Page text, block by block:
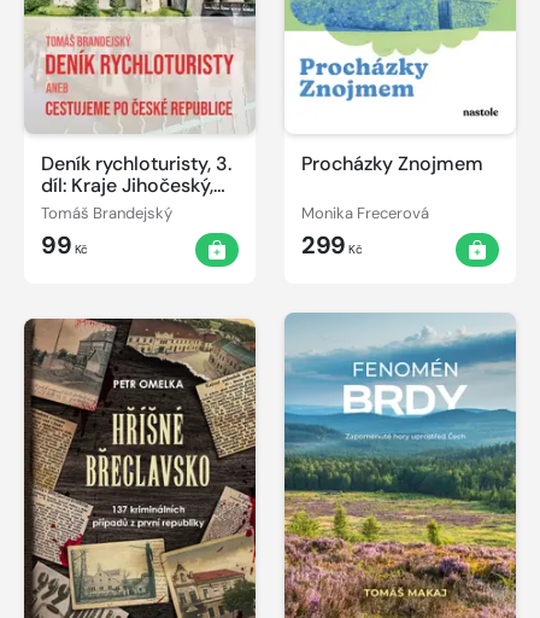
Deník rychloturisty, 3.
díl: Kraje Jihočeský,
Vysočina, Olomoucký
a Pardubický
Tomáš Brandejský
99 Kč
Procházky Znojmem
Monika Frecerová
299 Kč